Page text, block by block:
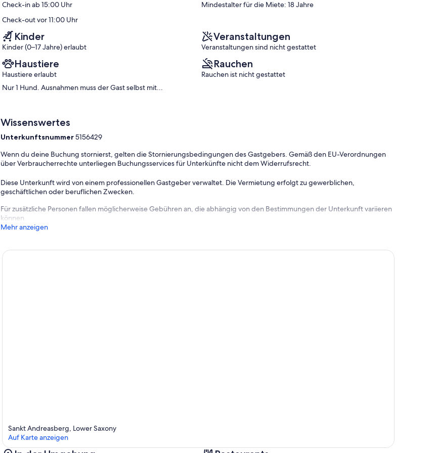
Bewertungen)
Check-in ab 15:00 Uhr
Mindestalter für die Miete: 18 Jahre
Check-out vor 11:00 Uhr
Kinder
Kinder (0–17 Jahre) erlaubt
Veranstaltungen
Veranstaltungen sind nicht gestattet
Haustiere
Haustiere erlaubt
Nur 1 Hund. Ausnahmen muss der Gast selbst mit...
Rauchen
Rauchen ist nicht gestattet
Wissenswertes
Unterkunftsnummer5156429
Wenn du deine Buchung stornierst, gelten die Stornierungsbedingungen des Gastgebers. Gemäß den EU-Verordnungen
über Verbraucherrechte unterliegen Buchungsservices für Unterkünfte nicht dem Widerrufsrecht.
Diese Unterkunft wird von einem professionellen Gastgeber verwaltet. Die Vermietung erfolgt zu gewerblichen,
geschäftlichen oder beruflichen Zwecken.
Für zusätzliche Personen fallen möglicherweise Gebühren an, die abhängig von den Bestimmungen der Unterkunft variieren
können.
Mehr anzeigen
Sankt Andreasberg, Lower Saxony
Auf Karte anzeigen